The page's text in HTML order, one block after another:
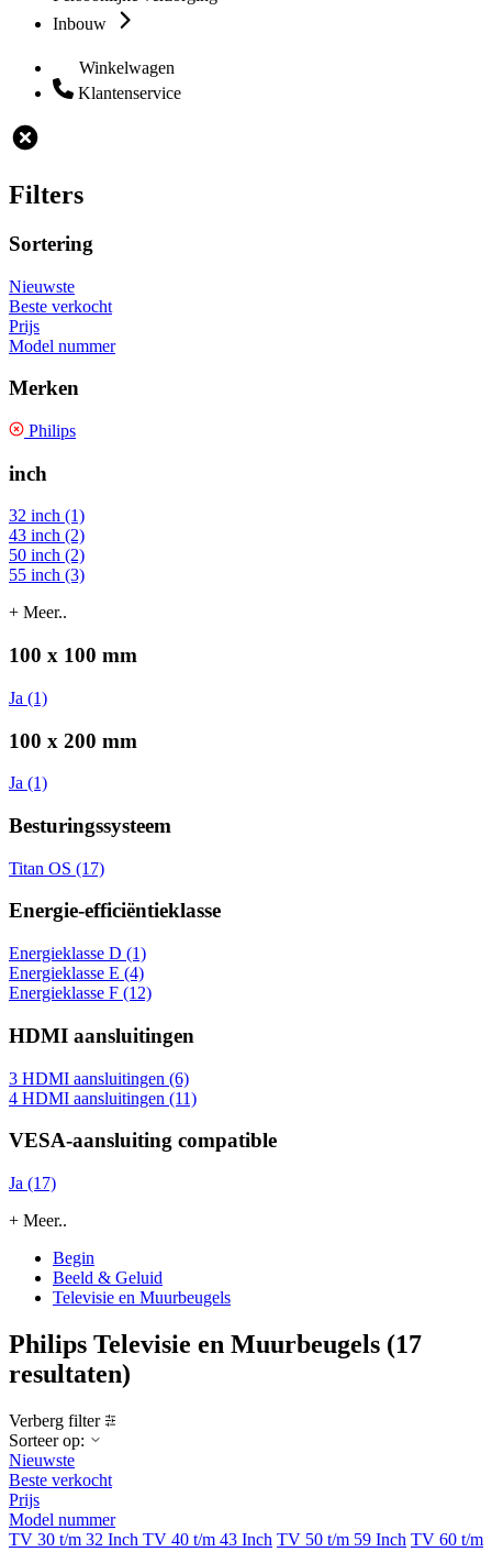
Inbouw
Winkelwagen
Klantenservice
Filters
Sortering
Nieuwste
Beste verkocht
Prijs
Model nummer
Merken
Philips
inch
32 inch (1)
43 inch (2)
50 inch (2)
55 inch (3)
+ Meer..
100 x 100 mm
Ja (1)
100 x 200 mm
Ja (1)
Besturingssysteem
Titan OS (17)
Energie-efficiëntieklasse
Energieklasse D (1)
Energieklasse E (4)
Energieklasse F (12)
HDMI aansluitingen
3 HDMI aansluitingen (6)
4 HDMI aansluitingen (11)
VESA-aansluiting compatible
Ja (17)
+ Meer..
Begin
Beeld & Geluid
Televisie en Muurbeugels
Philips Televisie en Muurbeugels (17
resultaten)
Verberg filter
Sorteer op:
Nieuwste
Beste verkocht
Prijs
Model nummer
TV 30 t/m 32 Inch TV 40 t/m 43 Inch TV 50 t/m 59 Inch TV 60 t/m